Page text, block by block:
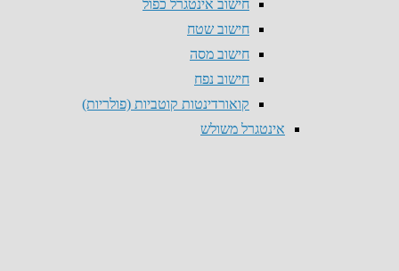
חישוב אינטגרל כפול
חישוב שטח
חישוב מסה
חישוב נפח
קואורדינטות קוטביות (פולריות)
אינטגרל משולש